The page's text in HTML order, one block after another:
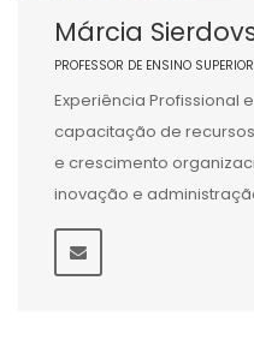
Márcia
PROFESSOR DE ENSINO SUPERIOR
Experiência Profissional
capacitação de
e crescimento
inovação e